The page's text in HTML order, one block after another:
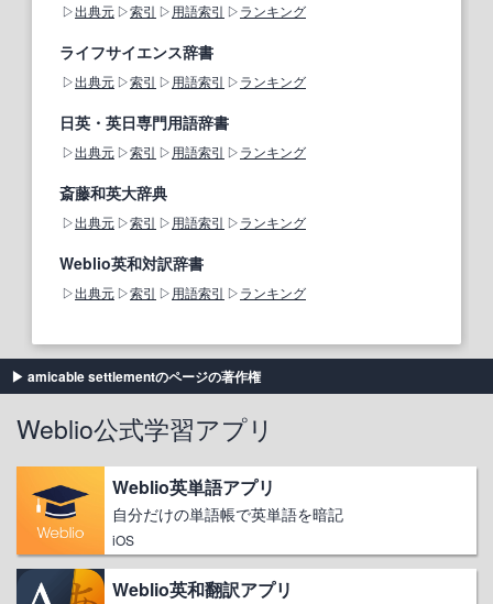
出典元 索引 用語索引 ランキング
ライフサイエンス辞書
出典元 索引 用語索引 ランキング
日英・英日専門用語辞書
出典元 索引 用語索引 ランキング
斎藤和英大辞典
出典元 索引 用語索引 ランキング
Weblio英和対訳辞書
出典元 索引 用語索引 ランキング
amicable settlementのページの著作権
Weblio公式学習アプリ
Weblio英単語アプリ
自分だけの単語帳で英単語を暗記
iOS
Weblio英和翻訳アプリ